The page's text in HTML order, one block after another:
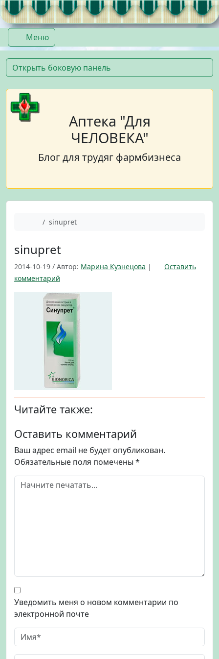
Перейти к содержимому
Перейти к футеру
Меню
Аптека "Для
ЧЕЛОВЕКА"
Блог для трудяг фармбизнеса
Главнаяsinupret
sinupret
2014-10-19 / Автор: Марина Кузнецова |
Оставить
комментарий
Читайте также:
Оставить комментарий
Ваш адрес email не будет опубликован.
Обязательные поля помечены *
Уведомить меня о новом комментарии по
электронной почте
Открыть боковую панель